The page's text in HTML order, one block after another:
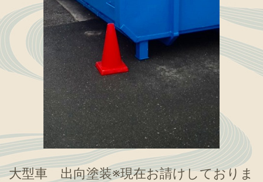
大型車 出向塗装※現在お請けしておりま